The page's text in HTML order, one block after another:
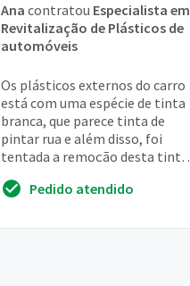
Ana contratou Especialista em
Revitalização de Plásticos de
automóveis
Os plásticos externos do carro
está com uma espécie de tinta
branca, que parece tinta de
pintar rua e além disso, foi
tentada a remoção desta tinta
esbranqui...
Pedido atendido